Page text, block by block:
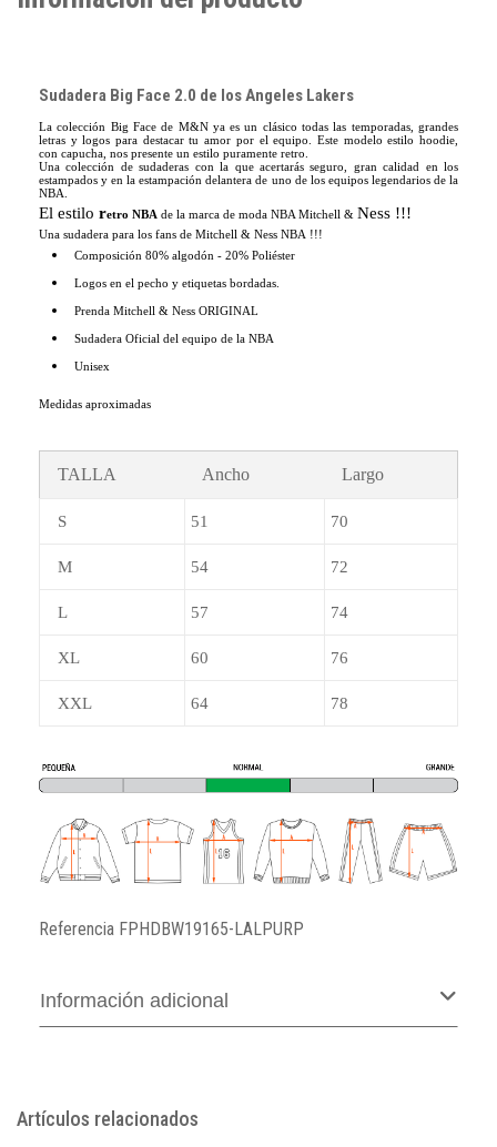
Sudadera Big Face 2.0 de los Angeles Lakers
La colección Big Face de M&N ya es un clásico todas las temporadas, grandes
letras y logos para destacar tu amor por el equipo. Este modelo estilo hoodie,
con capucha, nos presente un estilo puramente retro.
Una colección de sudaderas con la que acertarás seguro, gran calidad en los
estampados y en la estampación delantera de uno de los equipos legendarios de la
NBA.
El estilo retro NBA de la marca de moda NBA Mitchell & Ness !!!
Una sudadera para los fans de Mitchell & Ness NBA !!!
Composición 80% algodón - 20% Poliéster
Logos en el pecho y etiquetas bordadas.
Prenda Mitchell & Ness ORIGINAL
Sudadera Oficial del equipo de la NBA
Unisex
Medidas aproximadas
TALLA Ancho Largo
S 51 70
M 54 72
L 57 74
XL 60 76
XXL 64 78
Referencia FPHDBW19165-LALPURP
Información adicional
Artículos relacionados